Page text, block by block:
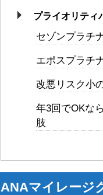
プライオリティ
セゾンプラチ
エポスプラチ
改悪リスク小
年3回でOKな
肢
ANAマイレージ